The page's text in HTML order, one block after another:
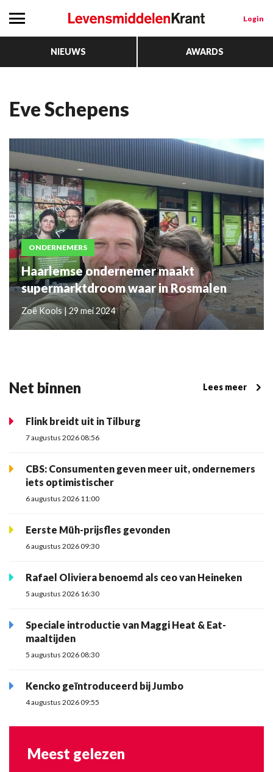
Login
NIEUWS AWARDS
Eve Schepens
ONDERNEMERS
Haarlemse ondernemer maakt
supermarktdroom waar in Rosmalen
Zoë Kools | 29 mei 2024
Net binnen Lees meer
Flink breidt uit in Tilburg
7 augustus 2026 08:56
CBS: Consumenten geven meer uit, ondernemers
iets optimistischer
6 augustus 2026 11:00
Eerste Müh-prijsfles gevonden
6 augustus 2026 09:30
Rafael Oliviera benoemd als ceo van Heineken
5 augustus 2026 16:30
Speciale introductie van Maggi Heat & Eat-
maaltijden
5 augustus 2026 08:30
Kencko geïntroduceerd bij Jumbo
4 augustus 2026 09:55
Meest gelezen